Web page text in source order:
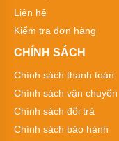
bơm
răng
khớp
Máy
bánh
răng
Liên hệ
Kiểm tra đơn hàng
CHÍNH SÁCH
Chính sách thanh toán
Chính sách vận chuyển
Chính sách đổi trả
Chính sách bảo hành